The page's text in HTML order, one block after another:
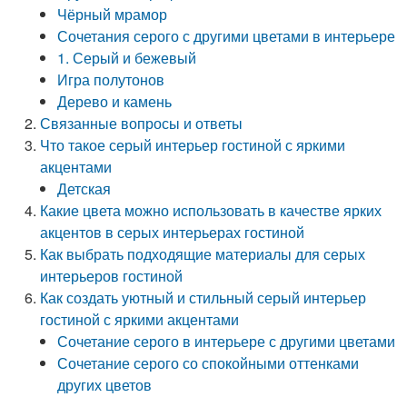
Чёрный мрамор
Сочетания серого с другими цветами в интерьере
1. Серый и бежевый
Игра полутонов
Дерево и камень
Связанные вопросы и ответы
Что такое серый интерьер гостиной с яркими
акцентами
Детская
Какие цвета можно использовать в качестве ярких
акцентов в серых интерьерах гостиной
Как выбрать подходящие материалы для серых
интерьеров гостиной
Как создать уютный и стильный серый интерьер
гостиной с яркими акцентами
Сочетание серого в интерьере с другими цветами
Сочетание серого со спокойными оттенками
других цветов